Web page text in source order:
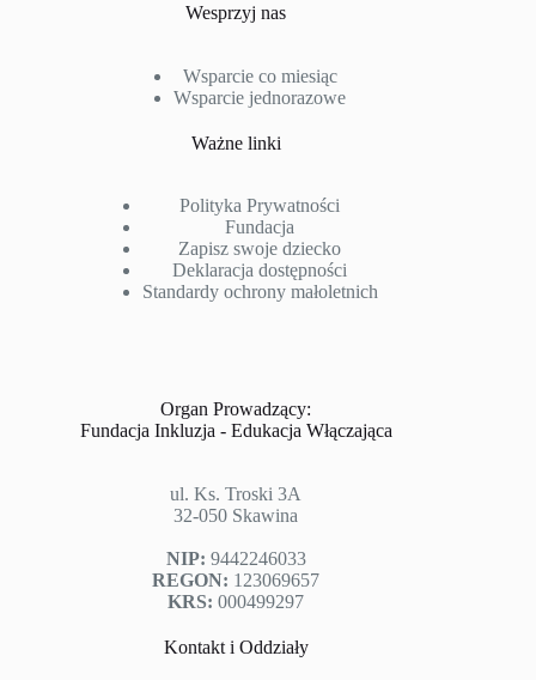
Wesprzyj nas
Wsparcie co miesiąc
Wsparcie jednorazowe
Ważne linki
Polityka Prywatności
Fundacja
Zapisz swoje dziecko
Deklaracja dostępności
Standardy ochrony małoletnich
Organ Prowadzący:
Fundacja Inkluzja - Edukacja Włączająca
ul. Ks. Troski 3A
32-050 Skawina
NIP: 9442246033
REGON: 123069657
KRS: 000499297
Kontakt i Oddziały